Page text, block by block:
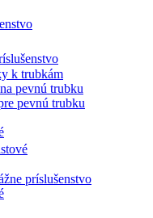
k trubkám
pevnú trubku
pevnú trubku
príslušenstvo